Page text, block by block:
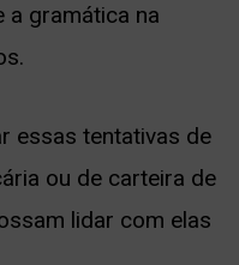
a gramática na
essas tentativas de
ou de carteira de
lidar com elas